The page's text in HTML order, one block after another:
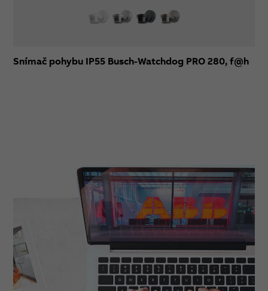
Snímač pohybu IP55 Busch-Watchdog PRO 280, f@h